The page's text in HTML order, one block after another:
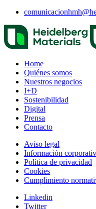
Home
Quiénes somos
Nuestros negocios
I+D
Sostenibilidad
Digital
Prensa
Contacto
Aviso legal
Información
Política de privacidad
Cookies
Cumplimiento
Linkedin
Twitter